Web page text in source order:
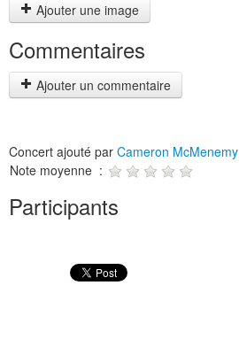
Ajouter une image
Commentaires
Ajouter un commentaire
Concert ajouté par Cameron McMenemy
Note moyenne :
Participants